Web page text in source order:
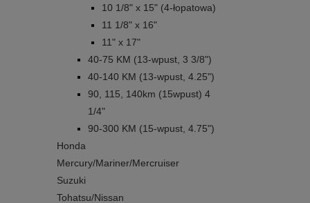
10 1/8" x 15" (4-łopatowa)
11 1/8" x 16"
11" x 17"
40-75 KM (13-wpust, 3 3/8")
40-140 KM (13-wpust, 4.25")
90, 115, 140km (15wpust) 4
1/4"
90-300 KM (15-wpust, 4.75")
Honda
Mercury/Mariner/Mercruiser
Suzuki
Tohatsu/Nissan